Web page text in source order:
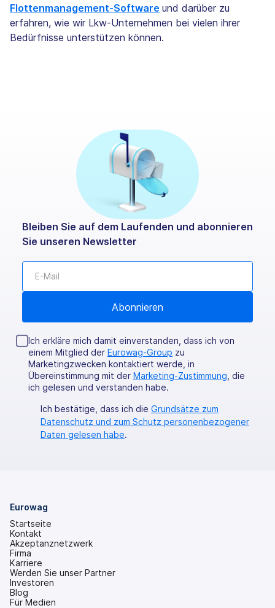
Flottenmanagement-Software und darüber zu
erfahren, wie wir Lkw-Unternehmen bei vielen ihrer
Bedürfnisse unterstützen können.
Bleiben Sie auf dem Laufenden und abonnieren
Sie unseren Newsletter
Ich erkläre mich damit einverstanden, dass ich von
einem Mitglied der Eurowag-Group zu
Marketingzwecken kontaktiert werde, in
Übereinstimmung mit der Marketing-Zustimmung , die
ich gelesen und verstanden habe.
Ich bestätige, dass ich die Grundsätze zum
Datenschutz und zum Schutz personenbezogener
Daten gelesen habe.
Eurowag
Startseite
Kontakt
Akzeptanznetzwerk
Firma
Karriere
Werden Sie unser Partner
Investoren
(wird
in
Blog
Für Medien